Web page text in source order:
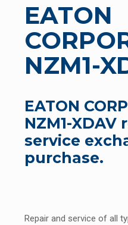
EATON
NZM1-
EATON
NZM1-XDAV
service
purchase.
Repair and service of all